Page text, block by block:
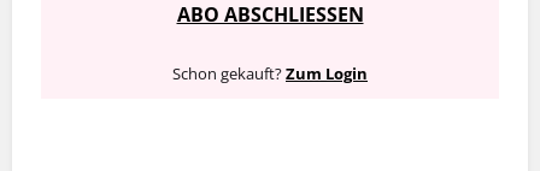
ABO ABSCHLIESSEN
Schon gekauft?Zum Login